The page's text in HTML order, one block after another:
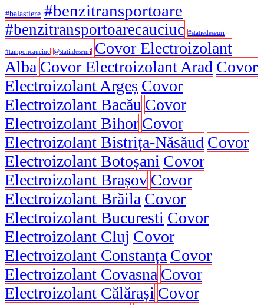
#balastiere #benzitransportoare
#benzitransportoarecauciuc #statiedeseuri
#tamponcauciuc @statiideseuri
Covor Electroizolant
Alba Covor Electroizolant Arad Covor
Electroizolant Argeș Covor
Electroizolant Bacău Covor
Electroizolant Bihor Covor
Electroizolant Bistrița-Năsăud Covor
Electroizolant Botoșani Covor
Electroizolant Brașov Covor
Electroizolant Brăila Covor
Electroizolant Bucuresti Covor
Electroizolant Cluj Covor
Electroizolant Constanța Covor
Electroizolant Covasna Covor
Electroizolant Călărași Covor